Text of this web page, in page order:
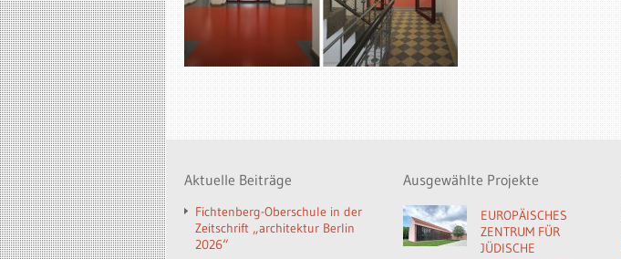
Aktuelle Beiträge
Fichtenberg-Oberschule in der
Zeitschrift „architektur Berlin
2026“
Ausgewählte Projekte
EUROPÄISCHES
ZENTRUM FÜR
JÜDISCHE